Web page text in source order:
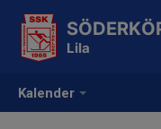
Kalender
Lila